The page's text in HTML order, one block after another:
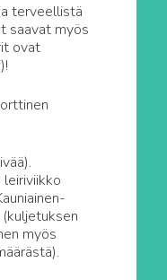
terveellistä
saavat myös
ovat
leiriviikko
myös